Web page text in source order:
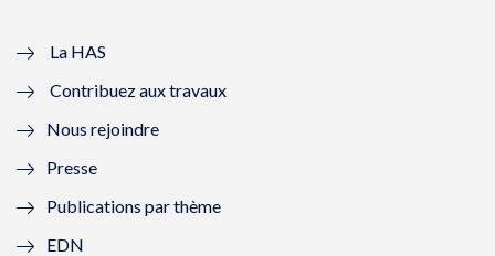
l
l
f
e
e
La HAS
Contribuez aux travaux
Nous rejoindre
Presse
Publications par thème
EDN